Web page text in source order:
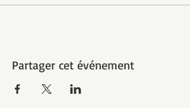
Partager cet événement